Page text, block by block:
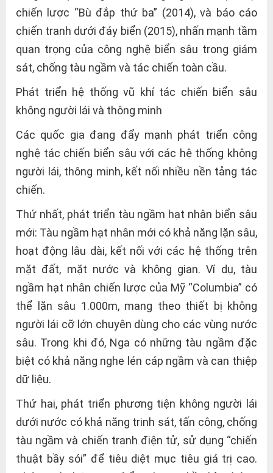
chiến lược “Bù đắp thứ ba” (2014), và báo cáo
chiến tranh dưới đáy biển (2015), nhấn mạnh tầm
quan trọng của công nghệ biển sâu trong giám
sát, chống tàu ngầm và tác chiến toàn cầu.
Phát triển hệ thống vũ khí tác chiến biển sâu
không người lái và thông minh
Các quốc gia đang đẩy mạnh phát triển công
nghệ tác chiến biển sâu với các hệ thống không
người lái, thông minh, kết nối nhiều nền tảng tác
chiến.
Thứ nhất, phát triển tàu ngầm hạt nhân biển sâu
mới: Tàu ngầm hạt nhân mới có khả năng lặn sâu,
hoạt động lâu dài, kết nối với các hệ thống trên
mặt đất, mặt nước và không gian. Ví dụ, tàu
ngầm hạt nhân chiến lược của Mỹ “Columbia” có
thể lặn sâu 1.000m, mang theo thiết bị không
người lái cỡ lớn chuyên dùng cho các vùng nước
sâu. Trong khi đó, Nga có những tàu ngầm đặc
biệt có khả năng nghe lén cáp ngầm và can thiệp
dữ liệu.
Thứ hai, phát triển phương tiện không người lái
dưới nước có khả năng trinh sát, tấn công, chống
tàu ngầm và chiến tranh điện tử, sử dụng “chiến
thuật bầy sói” để tiêu diệt mục tiêu giá trị cao.